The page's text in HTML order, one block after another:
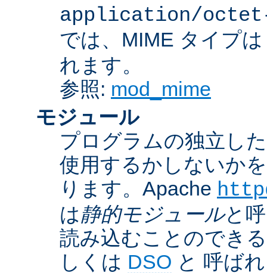
application/
では、MIME タイプ
れます。
参照: mod_mime
モジュール
プログラムの独立し
使用するかしないか
ります。Apache
は静的モジュールと
読み込むことのでき
しくは DSO と 呼ば